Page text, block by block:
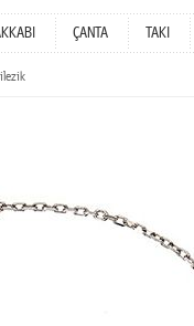
ÇANTA TAKI